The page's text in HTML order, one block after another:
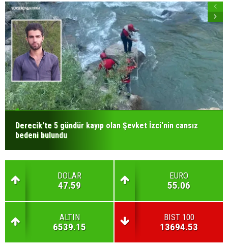
Derecik'te 5 gündür kayıp olan Şevket İzci'nin cansız
bedeni bulundu
DOLAR
47.59
EURO
55.06
ALTIN
6539.15
BIST 100
13694.53